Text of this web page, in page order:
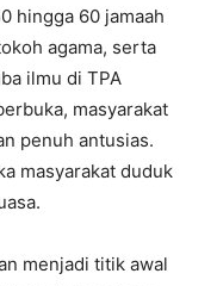
hingga 60 jamaah
agama, serta
ilmu di TPA
masyarakat
penuh antusias.
masyarakat duduk
menjadi titik awal